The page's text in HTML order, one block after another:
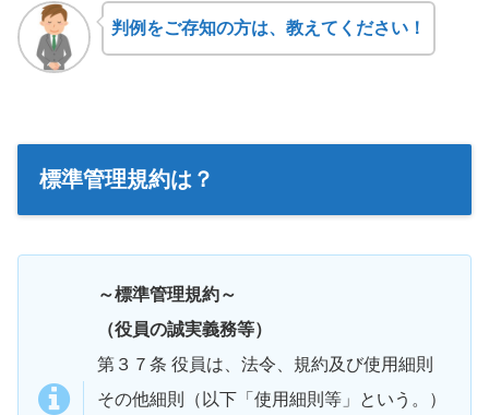
判例をご存知の方は、教えてください！
標準管理規約は？
～標準管理規約～
（役員の誠実義務等）
第３７条 役員は、法令、規約及び使用細則
その他細則（以下「使用細則等」という。）